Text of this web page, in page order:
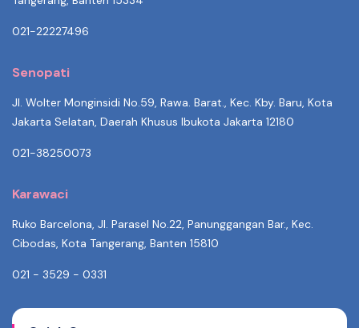
021-22227496
Senopati
Jl. Wolter Monginsidi No.59, Rawa. Barat., Kec. Kby. Baru, Kota
Jakarta Selatan, Daerah Khusus Ibukota Jakarta 12180
021-38250073
Karawaci
Ruko Barcelona, Jl. Parasel No.22, Panunggangan Bar., Kec.
Cibodas, Kota Tangerang, Banten 15810
021 - 3529 - 0331